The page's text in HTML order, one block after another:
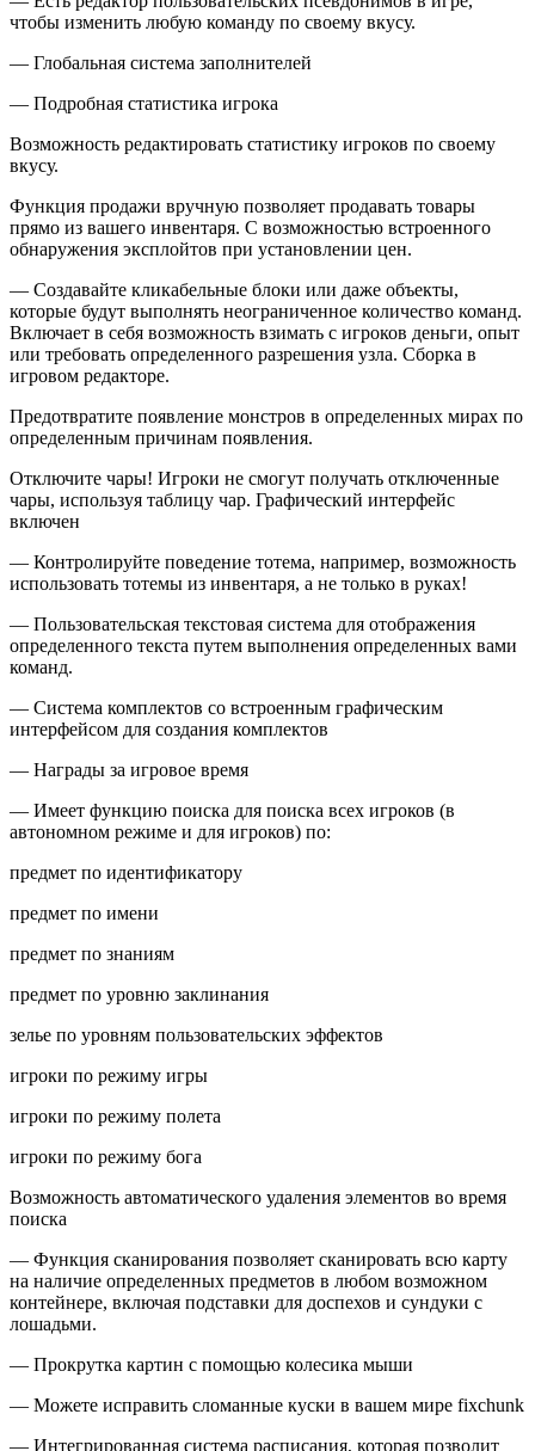
чтобы изменить любую команду по своему вкусу.
— Глобальная система заполнителей
— Подробная статистика игрока
Возможность редактировать статистику игроков по своему
вкусу.
Функция продажи вручную позволяет продавать товары
прямо из вашего инвентаря. С возможностью встроенного
обнаружения эксплойтов при установлении цен.
— Создавайте кликабельные блоки или даже объекты,
которые будут выполнять неограниченное количество команд.
Включает в себя возможность взимать с игроков деньги, опыт
или требовать определенного разрешения узла. Сборка в
игровом редакторе.
Предотвратите появление монстров в определенных мирах по
определенным причинам появления.
Отключите чары! Игроки не смогут получать отключенные
чары, используя таблицу чар. Графический интерфейс
включен
— Контролируйте поведение тотема, например, возможность
использовать тотемы из инвентаря, а не только в руках!
— Пользовательская текстовая система для отображения
определенного текста путем выполнения определенных вами
команд.
— Система комплектов со встроенным графическим
интерфейсом для создания комплектов
— Награды за игровое время
— Имеет функцию поиска для поиска всех игроков (в
автономном режиме и для игроков) по:
предмет по идентификатору
предмет по имени
предмет по знаниям
предмет по уровню заклинания
зелье по уровням пользовательских эффектов
игроки по режиму игры
игроки по режиму полета
игроки по режиму бога
Возможность автоматического удаления элементов во время
поиска
— Функция сканирования позволяет сканировать всю карту
на наличие определенных предметов в любом возможном
контейнере, включая подставки для доспехов и сундуки с
лошадьми.
— Прокрутка картин с помощью колесика мыши
— Можете исправить сломанные куски в вашем мире fixchunk
— Интегрированная система расписания, которая позволит